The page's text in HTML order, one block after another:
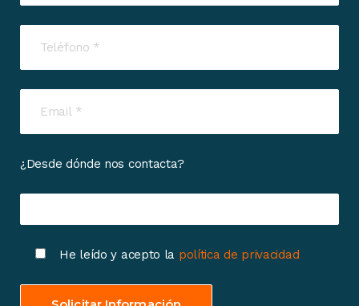
¿Desde dónde nos contacta?
He leído y acepto la política de privacidad